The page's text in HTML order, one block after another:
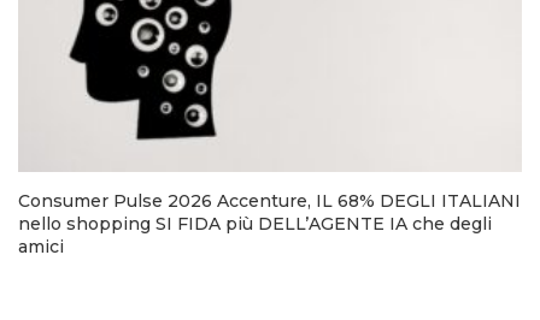
Consumer Pulse 2026 Accenture, IL 68% DEGLI ITALIANI
nello shopping SI FIDA più DELL’AGENTE IA che degli
amici